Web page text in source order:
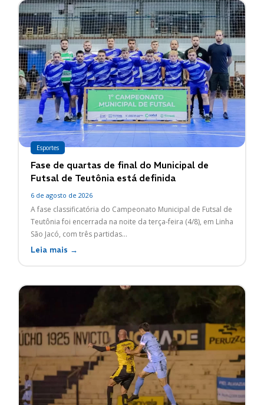
Esportes
Fase de quartas de final do Municipal de
Futsal de Teutônia está definida
6 de agosto de 2026
A fase classificatória do Campeonato Municipal de Futsal de
Teutônia foi encerrada na noite da terça-feira (4/8), em Linha
São Jacó, com três partidas...
Leia mais →